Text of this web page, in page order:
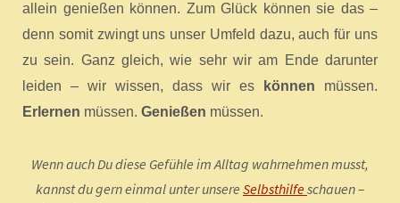
allein genießen können. Zum Glück können sie das –
denn somit zwingt uns unser Umfeld dazu, auch für uns
zu sein. Ganz gleich, wie sehr wir am Ende darunter
leiden – wir wissen, dass wir es
können müssen.
Erlernen müssen. Genießen müssen.
Wenn auch Du diese Gefühle im Alltag wahrnehmen musst,
kannst du gern einmal unter unsere Selbsthilfeschauen –